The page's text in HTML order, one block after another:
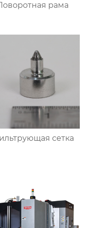
рама
сетка